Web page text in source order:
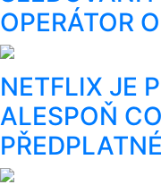
OPERÁTOR
NETFLIX JE
ALESPOŇ